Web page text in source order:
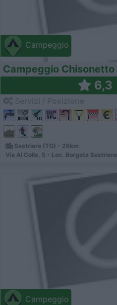
Campeggio
Campeggio Chisonetto
6,3
Sestriere (TO) - 26km
Via Al Colle, 5 - Loc. Borgata Sestriere
Campeggio